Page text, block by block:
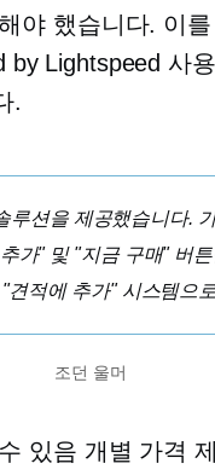
야 했습니다. 이를
by Lightspeed 사
.
루션을 제공했습니다.
가" 및 "지금 구매" 버
견적에 추가" 시스템으
조던 울머
있음 개별 가격